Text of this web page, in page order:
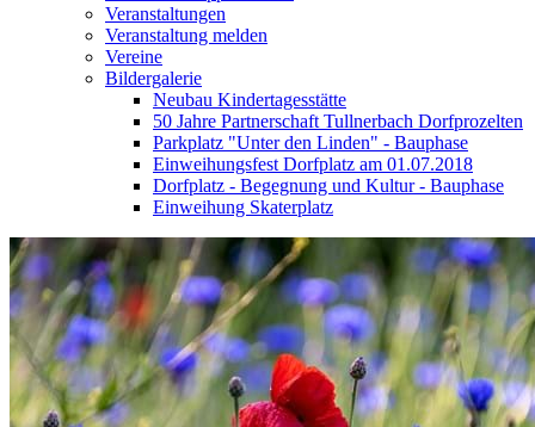
Veranstaltungen
Veranstaltung melden
Vereine
Bildergalerie
Neubau Kindertagesstätte
50 Jahre Partnerschaft Tullnerbach Dorfprozelten
Parkplatz "Unter den Linden" - Bauphase
Einweihungsfest Dorfplatz am 01.07.2018
Dorfplatz - Begegnung und Kultur - Bauphase
Einweihung Skaterplatz